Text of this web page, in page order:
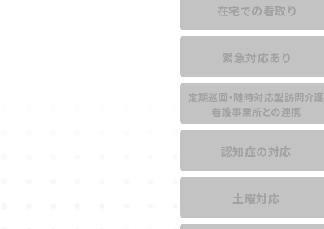
在宅での看取り
緊急対応あり
定期巡回・随時対応型訪問介護
看護事業所との連携
認知症の対応
土曜対応